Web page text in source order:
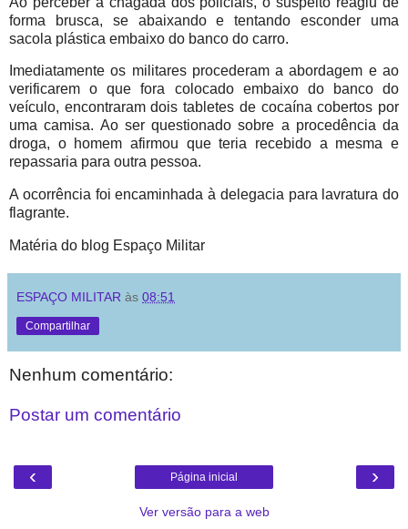
forma brusca, se abaixando e tentando esconder uma
sacola plástica embaixo do banco do carro.
Imediatamente os militares procederam a abordagem e ao
verificarem o que fora colocado embaixo do banco do
veículo, encontraram dois tabletes de cocaína cobertos por
uma camisa. Ao ser questionado sobre a procedência da
droga, o homem afirmou que teria recebido a mesma e
repassaria para outra pessoa.
A ocorrência foi encaminhada à delegacia para lavratura do
flagrante.
Matéria do blog Espaço Militar
ESPAÇO MILITAR às 08:51
Compartilhar
Nenhum comentário:
Postar um comentário
‹ ›
Página inicial
Ver versão para a web